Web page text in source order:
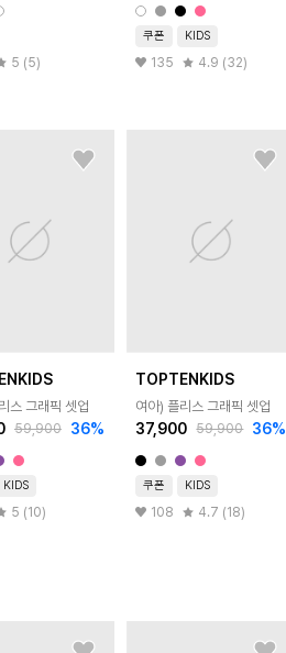
5 (5)
쿠폰 KIDS
135 4.9 (32)
스 그래픽 셋업
59,900 36%
KIDS
5 (10)
TOPTENKIDS
여아) 플리스 그래픽 셋업
37,900 59,900 36%
쿠폰 KIDS
108 4.7 (18)